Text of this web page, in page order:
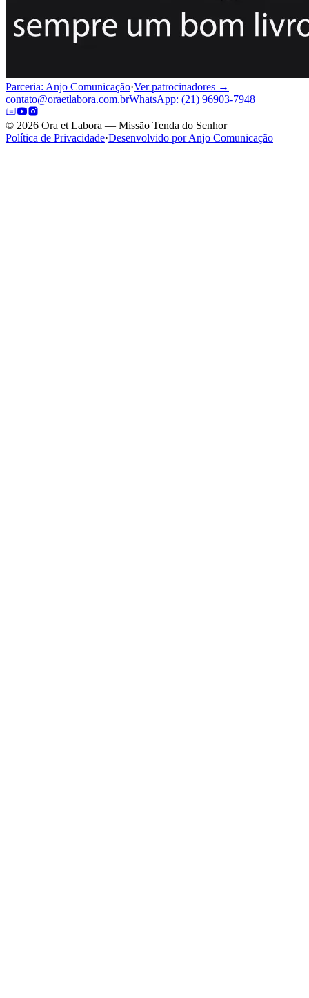
Parceria: Anjo Comunicação·Ver patrocinadores →
contato@oraetlabora.com.brWhatsApp: (21) 96903-7948
© 2026 Ora et Labora — Missão Tenda do Senhor
Política de Privacidade·Desenvolvido por Anjo Comunicação